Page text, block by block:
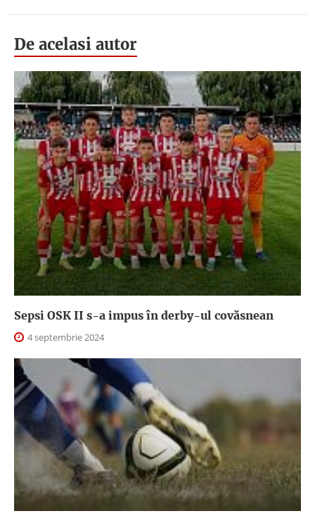
De acelasi autor
Sepsi OSK II s-a impus în derby-ul covăsnean
4 septembrie 2024